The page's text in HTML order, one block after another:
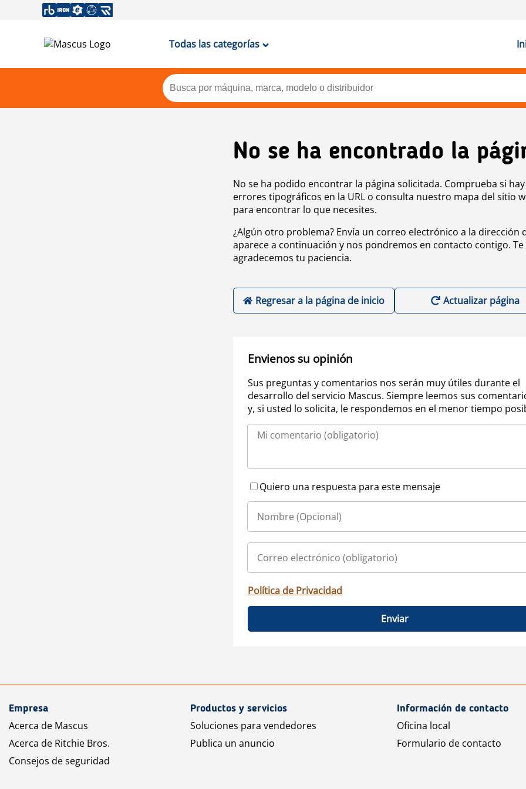
Todas las categorías
No se ha encontrado la
No se ha podido encontrar la página solicitada. Comprueba si hay
errores tipográficos en la URL o consulta nuestro mapa del sitio
para encontrar lo que necesites.
¿Algún otro problema? Envía un correo electrónico a la dirección
aparece a continuación y nos pondremos en contacto contigo. Te
agradecemos tu paciencia.
Regresar a la página de inicio Actualizar página
Envienos su opinión
Sus preguntas y comentarios nos serán muy útiles durante el
desarrollo del servicio Mascus. Siempre leemos sus
y, si usted lo solicita, le respondemos en el menor tiempo
Quiero una respuesta para este mensaje
Política de Privacidad
Enviar
Empresa
Acerca de Mascus
Acerca de Ritchie Bros.
Consejos de seguridad
Productos y servicios
Soluciones para vendedores
Publica un anuncio
Información de contacto
Oficina local
Formulario de contacto